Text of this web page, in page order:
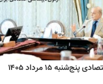
۱۵ مرداد ۱۴۰۵